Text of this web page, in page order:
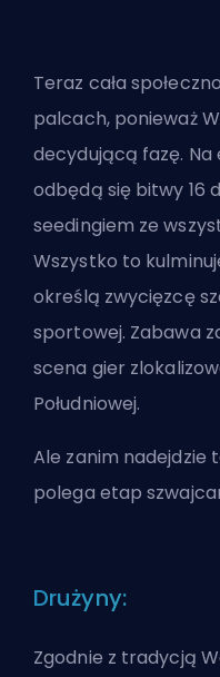
Teraz cała
palcach, ponieważ
decydującą fazę.
odbędą się bitwy 16
seedingiem ze
Wszystko to
określą zwycięzcę
sportowej. Zabawa
scena gier
Południowej.
Ale zanim nadejdzie
polega etap
Drużyny:
Zgodnie z tradycją